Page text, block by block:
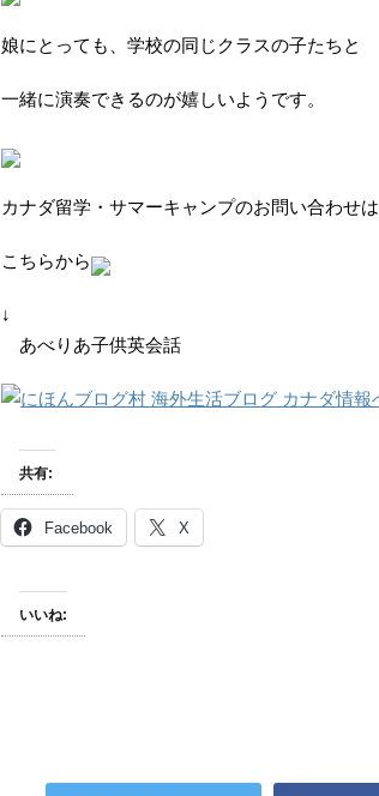
娘にとっても、学校の同じクラスの子たちと
一緒に演奏できるのが嬉しいようです。
カナダ留学・サマーキャンプのお問い合わせは
こちらから
↓
あべりあ子供英会話
共有:
Facebook X
いいね: